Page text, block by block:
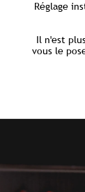
Réglage
Il n'est
vous le